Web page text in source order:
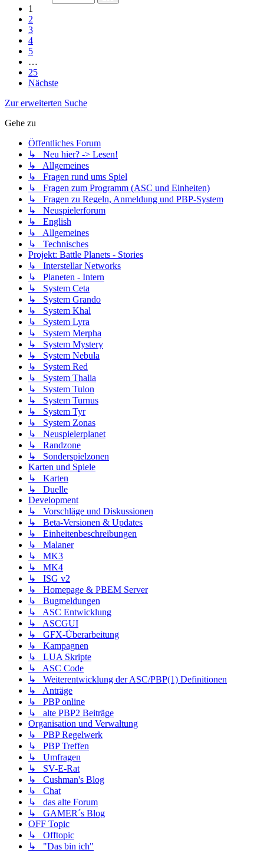
1
2
3
4
5
…
25
Nächste
Zur erweiterten Suche
Gehe zu
Öffentliches Forum
↳ Neu hier? -> Lesen!
↳ Allgemeines
↳ Fragen rund ums Spiel
↳ Fragen zum Programm (ASC und Einheiten)
↳ Fragen zu Regeln, Anmeldung und PBP-System
↳ Neuspielerforum
↳ English
↳ Allgemeines
↳ Technisches
Projekt: Battle Planets - Stories
↳ Interstellar Networks
↳ Planeten - Intern
↳ System Ceta
↳ System Grando
↳ System Khal
↳ System Lyra
↳ System Merpha
↳ System Mystery
↳ System Nebula
↳ System Red
↳ System Thalia
↳ System Tulon
↳ System Turnus
↳ System Tyr
↳ System Zonas
↳ Neuspielerplanet
↳ Randzone
↳ Sonderspielzonen
Karten und Spiele
↳ Karten
↳ Duelle
Development
↳ Vorschläge und Diskussionen
↳ Beta-Versionen & Updates
↳ Einheitenbeschreibungen
↳ Malaner
↳ MK3
↳ MK4
↳ ISG v2
↳ Homepage & PBEM Server
↳ Bugmeldungen
↳ ASC Entwicklung
↳ ASCGUI
↳ GFX-Überarbeitung
↳ Kampagnen
↳ LUA Skripte
↳ ASC Code
↳ Weiterentwicklung der ASC/PBP(1) Definitionen
↳ Anträge
↳ PBP online
↳ alte PBP2 Beiträge
Organisation und Verwaltung
↳ PBP Regelwerk
↳ PBP Treffen
↳ Umfragen
↳ SV-E-Rat
↳ Cushman's Blog
↳ Chat
↳ das alte Forum
↳ GAMER´s Blog
OFF Topic
↳ Offtopic
↳ "Das bin ich"